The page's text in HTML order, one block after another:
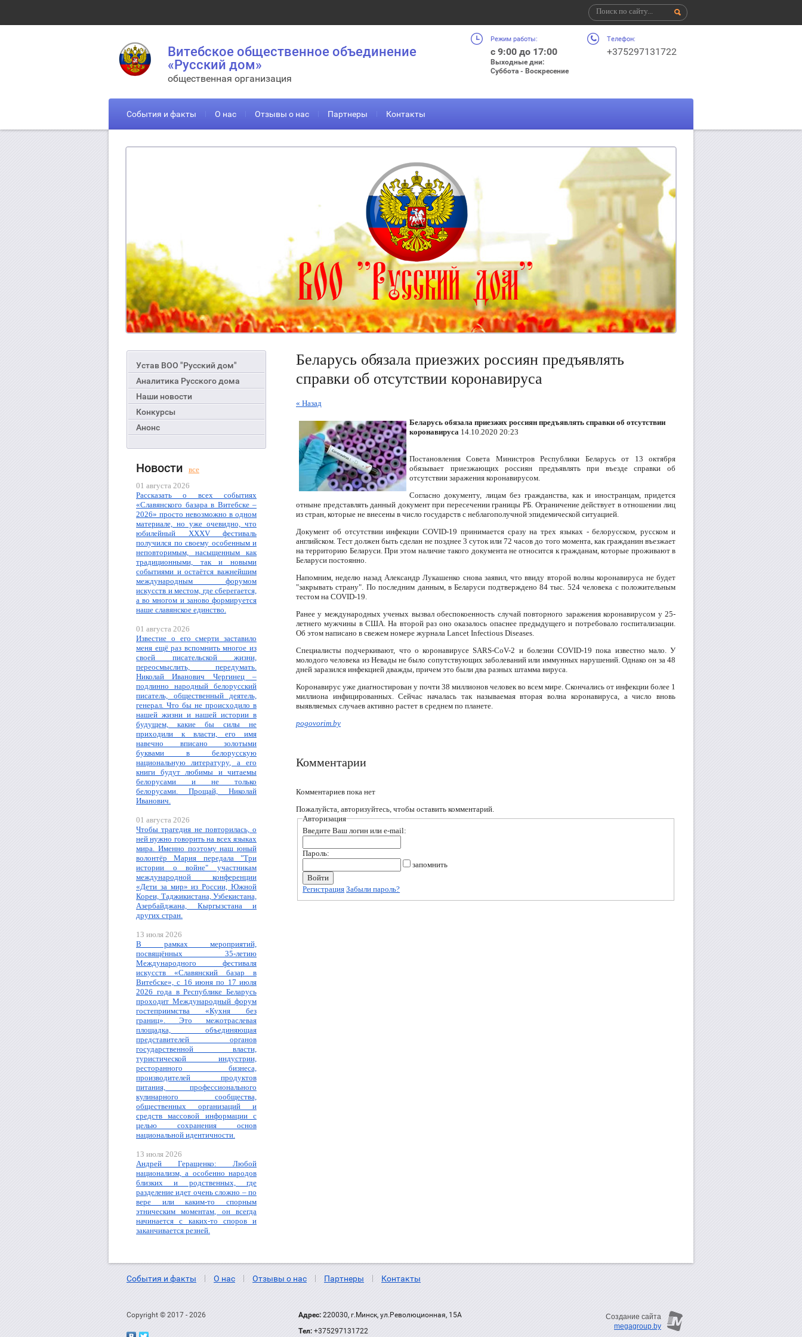
Витебское общественное объединение
«Русский дом»
общественная организация
Телефон:
+375297131722
Режим работы:
с 9:00 до 17:00
Выходные дни:
Суббота - Воскресение
События и факты О нас Отзывы о нас Партнеры Контакты
Устав ВОО "Русский дом"
Аналитика Русского дома
Наши новости
Конкурсы
Анонс
Новости
все
01 августа 2026
Рассказать о всех событиях
«Славянского базара в Витебске –
2026» просто невозможно в одном
материале, но уже очевидно, что
юбилейный XXXV фестиваль
получился по своему особенным и
неповторимым, насыщенным как
традиционными, так и новыми
событиями и остаётся важнейшим
международным форумом
искусств и местом, где сберегается,
а во многом и заново формируется
наше славянское единство.
01 августа 2026
Известие о его смерти заставило
меня ещё раз вспомнить многое из
своей писательской жизни,
переосмыслить, передумать.
Николай Иванович Чергинец –
подлинно народный белорусский
писатель, общественный деятель,
генерал. Что бы не происходило в
нашей жизни и нашей истории в
будущем, какие бы силы не
приходили к власти, его имя
навечно вписано золотыми
буквами в белорусскую
национальную литературу, а его
книги будут любимы и читаемы
белорусами и не только
белорусами. Прощай, Николай
Иванович.
01 августа 2026
Чтобы трагедия не повторилась, о
ней нужно говорить на всех языках
мира. Именно поэтому наш юный
волонтёр Мария передала "Три
истории о войне" участникам
международной конференции
«Дети за мир» из России, Южной
Кореи, Таджикистана, Узбекистана,
Азербайджана, Кыргызстана и
других стран.
13 июля 2026
В рамках мероприятий,
посвящённых 35-летию
Международного фестиваля
искусств «Славянский базар в
Витебске», с 16 июня по 17 июля
2026 года в Республике Беларусь
проходит Международный форум
гостеприимства «Кухня без
границ». Это межотраслевая
площадка, объединяющая
представителей органов
государственной власти,
туристической индустрии,
ресторанного бизнеса,
производителей продуктов
питания, профессионального
кулинарного сообщества,
общественных организаций и
средств массовой информации с
целью сохранения основ
национальной идентичности.
13 июля 2026
Андрей Геращенко: Любой
национализм, а особенно народов
близких и родственных, где
разделение идет очень сложно – по
вере или каким-то спорным
этническим моментам, он всегда
начинается с каких-то споров и
заканчивается резней.
Беларусь обязала приезжих россиян предъявлять
справки об отсутствии коронавируса
« Назад
Беларусь обязала приезжих россиян предъявлять справки об отсутствии
коронавируса 14.10.2020 20:23
Постановления Совета Министров Республики Беларусь от 13 октября
обязывает приезжающих россиян предъявлять при въезде справки об
отсутствии заражения коронавирусом.
Согласно документу, лицам без гражданства, как и иностранцам, придется
отныне представлять данный документ при пересечении границы РБ. Ограничение действует в отношении лиц
из стран, которые не внесены в число государств с неблагополучной эпидемической ситуацией.
Документ об отсутствии инфекции COVID-19 принимается сразу на трех языках - белорусском, русском и
английском. Тест должен быть сделан не позднее 3 суток или 72 часов до того момента, как гражданин въезжает
на территорию Беларуси. При этом наличие такого документа не относится к гражданам, которые проживают в
Беларуси постоянно.
Напомним, неделю назад Александр Лукашенко снова заявил, что ввиду второй волны коронавируса не будет
"закрывать страну". По последним данным, в Беларуси подтверждено 84 тыс. 524 человека с положительным
тестом на COVID-19.
Ранее у международных ученых вызвал обеспокоенность случай повторного заражения коронавирусом у 25-
летнего мужчины в США. На второй раз оно оказалось опаснее предыдущего и потребовало госпитализации.
Об этом написано в свежем номере журнала Lancet Infectious Diseases.
Специалисты подчеркивают, что о коронавирусе SARS-CoV-2 и болезни COVID-19 пока известно мало. У
молодого человека из Невады не было сопутствующих заболеваний или иммунных нарушений. Однако он за 48
дней заразился инфекцией дважды, причем это были два разных штамма вируса.
Коронавирус уже диагностирован у почти 38 миллионов человек во всем мире. Скончались от инфекции более 1
миллиона инфицированных. Сейчас началась так называемая вторая волна коронавируса, а число вновь
выявляемых случаев активно растет в среднем по планете.
pogovorim.by
Комментарии
Комментариев пока нет
Пожалуйста, авторизуйтесь, чтобы оставить комментарий.
Авторизация
Введите Ваш логин или e-mail:
Пароль:
запомнить
Регистрация Забыли пароль?
События и факты О нас Отзывы о нас Партнеры Контакты
Copyright © 2017 - 2026
Создание сайта
megagroup.by
Адрес: 220030, г.Минск, ул.Революционная, 15А
Тел: +375297131722